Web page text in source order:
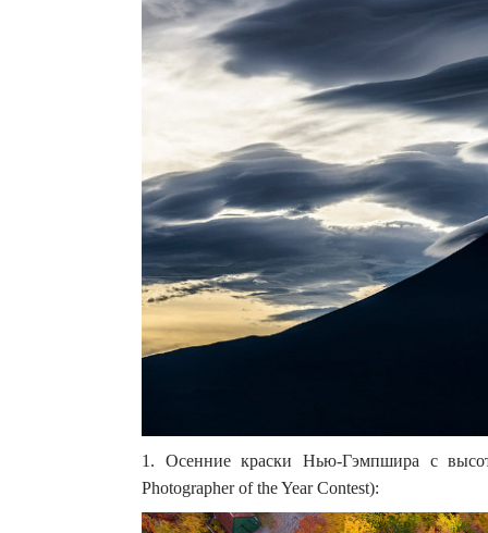
1. Осенние краски Нью-Гэмпшира с
Photographer of the Year Contest):